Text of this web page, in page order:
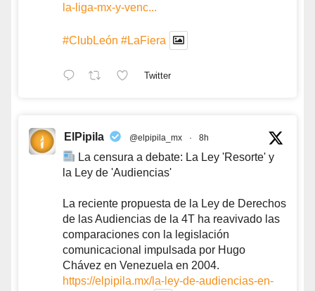
la-liga-mx-y-venc...
#ClubLeón #LaFiera
Twitter
ElPipila @elpipila_mx · 8h
La censura a debate: La Ley 'Resorte' y
la Ley de 'Audiencias'
La reciente propuesta de la Ley de Derechos
de las Audiencias de la 4T ha reavivado las
comparaciones con la legislación
comunicacional impulsada por Hugo
Chávez en Venezuela en 2004.
https://elpipila.mx/la-ley-de-audiencias-en-